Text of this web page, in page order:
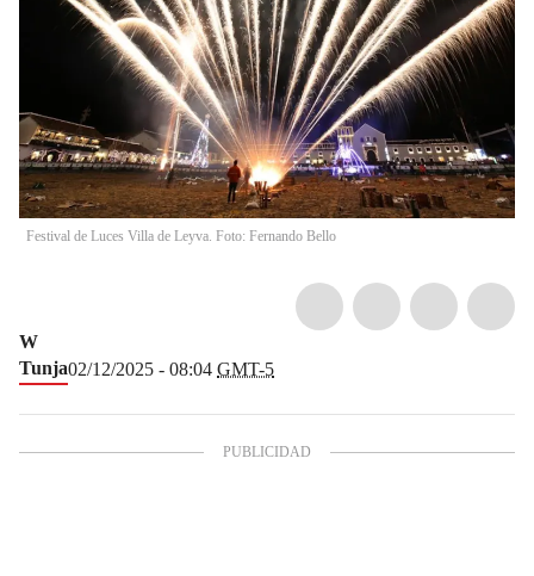
Festival de Luces Villa de Leyva. Foto: Fernando Bello
W
Tunja02/12/2025 - 08:04 GMT-5